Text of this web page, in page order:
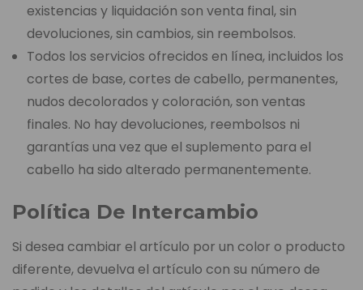
existencias y liquidación son venta final, sin
devoluciones, sin cambios, sin reembolsos.
Todos los servicios ofrecidos en línea, incluidos los
cortes de base, cortes de cabello, permanentes,
nudos decolorados y coloración, son ventas
finales. No hay devoluciones, reembolsos ni
garantías una vez que el suplemento para el
cabello ha sido alterado permanentemente.
Política De Intercambio
Si desea cambiar el artículo por un color o producto
diferente, devuelva el artículo con su número de